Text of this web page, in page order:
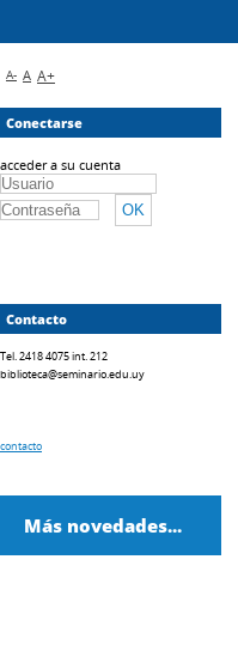
A- A A+
Conectarse
acceder a su cuenta
Contacto
Tel. 2418 4075 int. 212
biblioteca@seminario.edu.uy
contacto
Más novedades...